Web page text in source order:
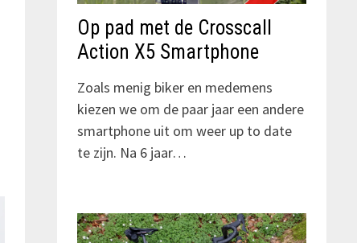
Op pad met de Crosscall
Action X5 Smartphone
Zoals menig biker en medemens
kiezen we om de paar jaar een andere
smartphone uit om weer up to date
te zijn. Na 6 jaar…